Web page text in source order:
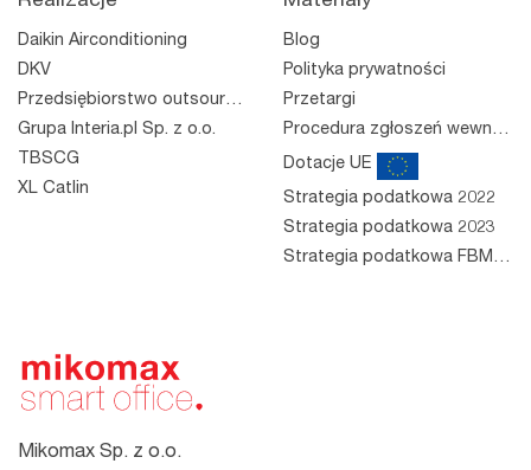
Mikomax Sp. z o.o.
Daikin Airconditioning
DKV
Przedsiębiorstwo outsourcingowe
Grupa Interia.pl Sp. z o.o.
TBSCG
XL Catlin
Blog
Polityka prywatności
Przetargi
Procedura zgłoszeń wewnętrznych
Dotacje UE
Strategia podatkowa 2022
Strategia podatkowa 2023
Strategia podatkowa FBM 2023